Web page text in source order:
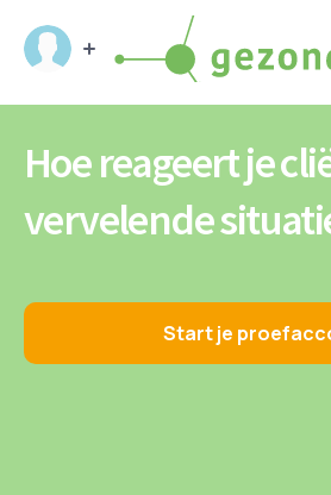
Hoe reageert je
vervelende
Start je